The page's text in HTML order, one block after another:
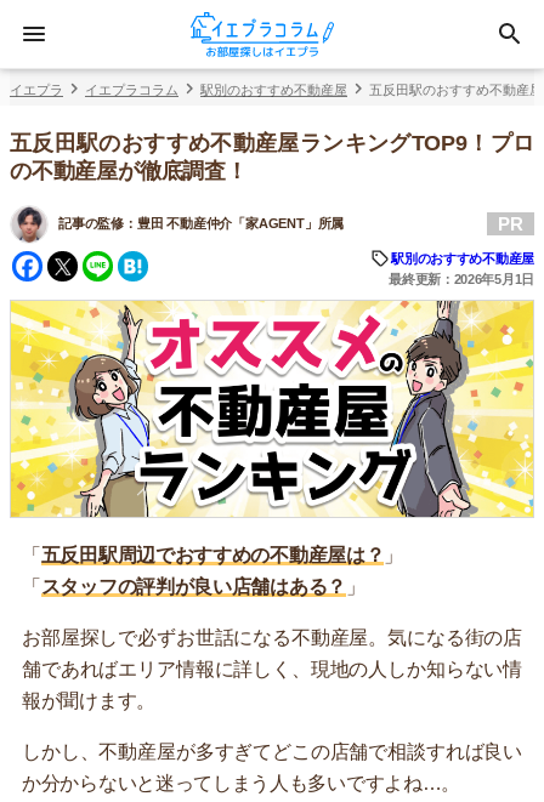
イエプラ イエプラコラム 駅別のおすすめ不動産屋 五反田駅のおすすめ不動産
五反田駅のおすすめ不動産屋ランキングTOP9！プロ
の不動産屋が徹底調査！
記事の監修： 豊田 不動産仲介「家AGENT」所属
Facebook
Twitter
Line
PR
駅別のおすすめ不動産屋
最終更新：2026年5月1日
「 五反田駅周辺でおすすめの不動産屋は？ 」
「 スタッフの評判が良い店舗はある？ 」
お部屋探しで必ずお世話になる不動産屋。気になる街の店
舗であればエリア情報に詳しく、現地の人しか知らない情
報が聞けます。
しかし、不動産屋が多すぎてどこの店舗で相談すれば良い
か分からないと迷ってしまう人も多いですよね…。